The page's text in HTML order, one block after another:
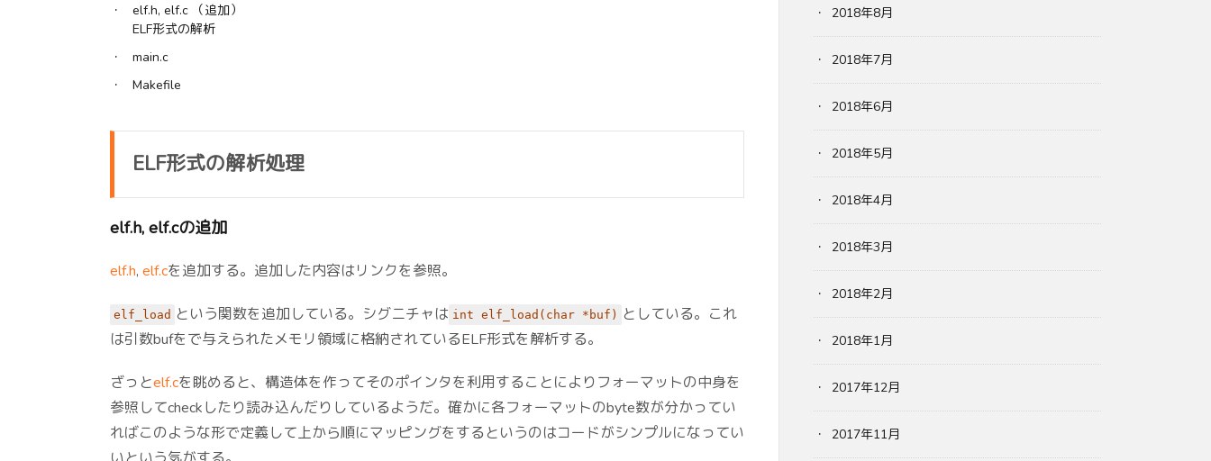
elf.h, elf.c （追加）
ELF形式の解析
main.c
Makefile
ELF形式の解析処理
elf.h, elf.cの追加
elf.h, elf.cを追加する。追加した内容はリンクを参照。
elf_load という関数を追加している。シグニチャは int elf_load(char *buf)
としている。これ
は引数bufをで与えられたメモリ領域に格納されているELF形式を解析する。
ざっとelf.cを眺めると、構造体を作ってそのポインタを利用することによりフォーマットの中身を
参照してcheckしたり読み込んだりしているようだ。確かに各フォーマットのbyte数が分かってい
ればこのような形で定義して上から順にマッピングをするというのはコードがシンプルになってい
2018年8月
2018年7月
2018年6月
2018年5月
2018年4月
2018年3月
2018年2月
2018年1月
2017年12月
2017年11月